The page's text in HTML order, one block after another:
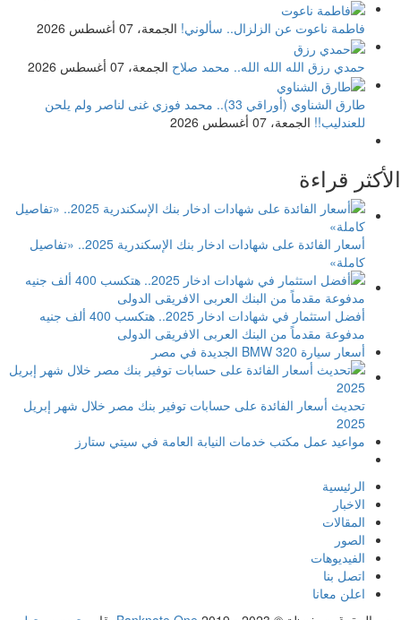
فاطمة ناعوت عن الزلزال.. سألوني! الجمعة، 07 أغسطس 2026
حمدي رزق الله الله الله.. محمد صلاح الجمعة، 07 أغسطس 2026
طارق الشناوي
(أوراقي 33).. محمد فوزي غنى لناصر ولم يلحن
للعندليب!! الجمعة، 07 أغسطس 2026
الأكثر قراءة
أسعار الفائدة على شهادات ادخار بنك الإسكندرية 2025.. «تفاصيل
كاملة»
أفضل استثمار في شهادات ادخار 2025.. هتكسب 400 ألف جنيه
مدفوعة مقدماً من البنك العربى الافريقى الدولى
أسعار سيارة BMW 320 الجديدة في مصر
تحديث أسعار الفائدة على حسابات توفير بنك مصر خلال شهر إبريل
2025
مواعيد عمل مكتب خدمات النيابة العامة في سيتي ستارز
الرئيسية
الاخبار
المقالات
الصور
الفيديوهات
اتصل بنا
اعلن معانا